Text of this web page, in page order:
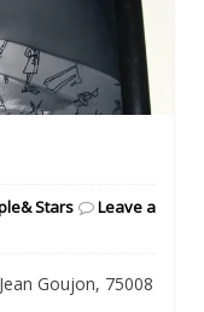
Stars
Leave a
Goujon, 75008